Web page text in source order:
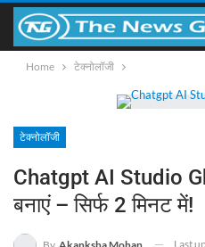
Home टेक्नोलॉजी
टेक्नोलॉजी
Chatgpt AI Studio
बनाएं – सिर्फ 2 मिनट में!
Last